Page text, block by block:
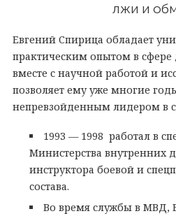
лжи и
Евгений Спирица обладает
практическим опытом в сфере
вместе с научной работой и
позволяет ему уже многие
непревзойденным лидером в
1993 — 1998 работал в
Министерства внутренних
инструктора боевой и
состава.
Во время службы в МВД,